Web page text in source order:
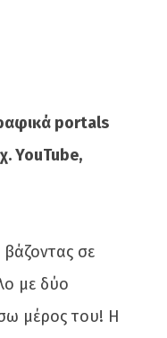
portals
YouTube,
σε
με δύο
μέρος του! Η